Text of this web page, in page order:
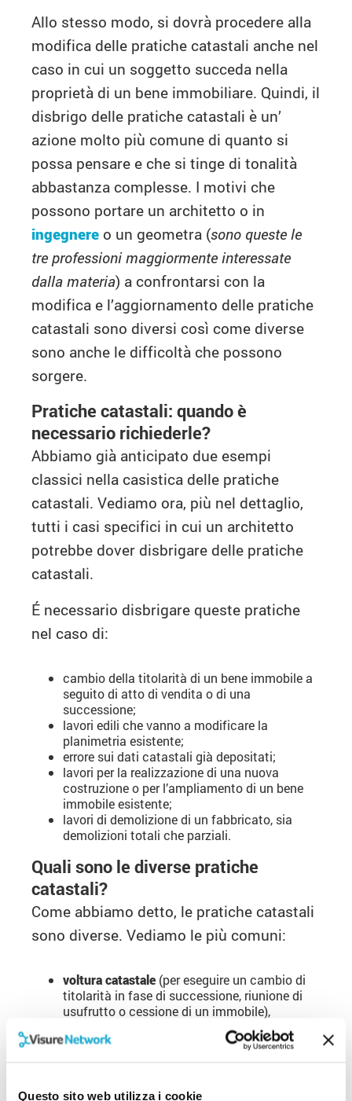
Questo sito web utilizza i cookie
Allo stesso modo, si dovrà procedere alla
modifica delle pratiche catastali anche nel
caso in cui un soggetto succeda nella
proprietà di un bene immobiliare. Quindi, il
disbrigo delle pratiche catastali è un’
azione molto più comune di quanto si
possa pensare e che si tinge di tonalità
abbastanza complesse. I motivi che
possono portare un architetto o in
ingegnere o un geometra (sono queste le
tre professioni maggiormente interessate
dalla materia) a confrontarsi con la
modifica e l’aggiornamento delle pratiche
catastali sono diversi così come diverse
sono anche le difficoltà che possono
sorgere.
Pratiche catastali: quando è
necessario richiederle?
Abbiamo già anticipato due esempi
classici nella casistica delle pratiche
catastali. Vediamo ora, più nel dettaglio,
tutti i casi specifici in cui un architetto
potrebbe dover disbrigare delle pratiche
catastali.
É necessario disbrigare queste pratiche
nel caso di:
cambio della titolarità di un bene immobile a
seguito di atto di vendita o di una
successione;
lavori edili che vanno a modificare la
planimetria esistente;
errore sui dati catastali già depositati;
lavori per la realizzazione di una nuova
costruzione o per l’ampliamento di un bene
immobile esistente;
lavori di demolizione di un fabbricato, sia
demolizioni totali che parziali.
Quali sono le diverse pratiche
catastali?
Come abbiamo detto, le pratiche catastali
sono diverse. Vediamo le più comuni:
voltura catastale (per eseguire un cambio di
titolarità in fase di successione, riunione di
usufrutto o cessione di un immobile),
(nel caso di lavori di
ristrutturazione e per comunicare le
conformità catastale
(con la quale il venditore